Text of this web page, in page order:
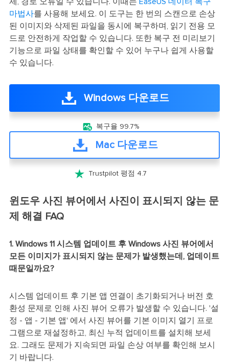
제, 경로 오류일 수 있습니다. 이때는 EaseUS 데이터 복구
마법사를 사용해 보세요. 이 도구는 한 번의 스캔으로 손상
된 이미지와 삭제된 파일을 동시에 복구하며, 읽기 전용 모
드로 안전하게 작업할 수 있습니다. 또한 복구 전 미리보기
기능으로 파일 상태를 확인할 수 있어 누구나 쉽게 사용할
수 있습니다.
Windows 다운로드
 복구율 99.7%
Mac 다운로드
 Trustpilot 평점 4.7
윈도우 사진 뷰어에서 사진이 표시되지 않는 문
제 해결 FAQ
1. Windows 11 시스템 업데이트 후 Windows 사진 뷰어에서
모든 이미지가 표시되지 않는 문제가 발생했는데, 업데이트
때문일까요?
시스템 업데이트 후 기본 앱 연결이 초기화되거나 버전 호
환성 문제로 인해 사진 뷰어 오류가 발생할 수 있습니다. '설
정 - 앱 - 기본 앱' 에서 사진 뷰어를 기본 이미지 열기 프로
그램으로 재설정하고, 최신 누적 업데이트를 설치해 보세
요. 그래도 문제가 지속되면 파일 손상 여부를 확인해 보시
기 바랍니다.